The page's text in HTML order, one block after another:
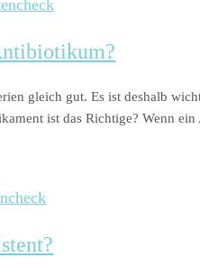
gleich gut. Es ist deshalb
ist das Richtige? Wenn